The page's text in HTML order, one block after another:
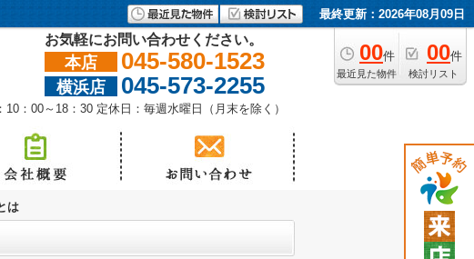
最終更新：2026年08月09日
00件
最近見た物件
00件
検討リスト
お気軽にお問い合わせください。
本店 045-580-1523
横浜店 045-573-2255
10：00～18：30 定休日：毎週水曜日（月末を除く）
は